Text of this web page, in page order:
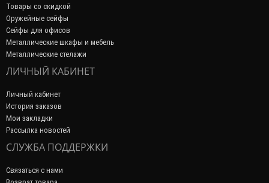
Товары со скидкой
Оружейные сейфы
Сейфы для офисов
Металлические шкафы и мебель
Металлические стелажи
ЛИЧНЫЙ КАБИНЕТ
Личный кабинет
История заказов
Мои закладки
Рассылка новостей
СЛУЖБА ПОДДЕРЖКИ
Связаться с нами